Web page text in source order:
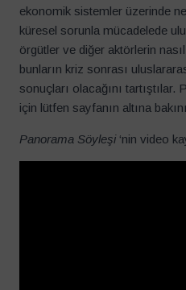
ekonomik sistemler üzerinde
küresel sorunla mücadelede
örgütler ve diğer aktörlerin nasıl
bunların kriz sonrası
sonuçları olacağını
için lütfen sayfanın altına
Panorama Söyleşi‘nin video